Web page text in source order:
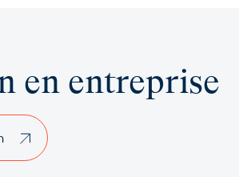
en entreprise